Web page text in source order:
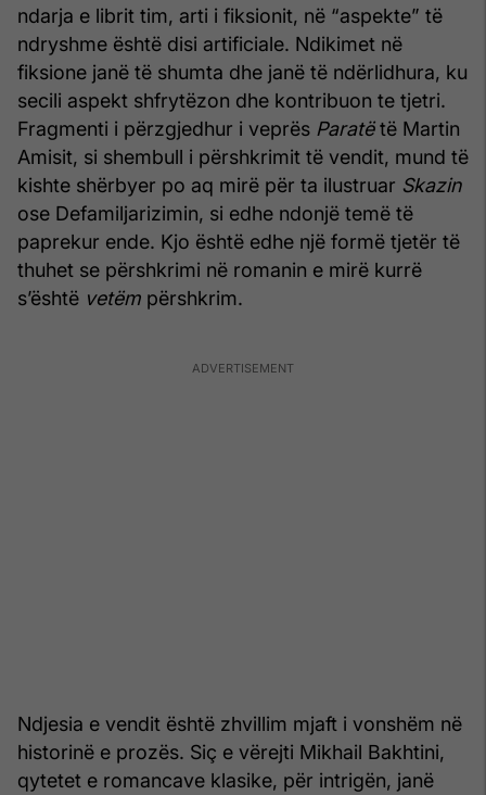
ndarja e librit tim, arti i fiksionit, në “aspekte” të
ndryshme është disi artificiale. Ndikimet në
fiksione janë të shumta dhe janë të ndërlidhura, ku
secili aspekt shfrytëzon dhe kontribuon te tjetri.
Fragmenti i përzgjedhur i veprës Paratëtë Martin
Amisit, si shembull i përshkrimit të vendit, mund të
kishte shërbyer po aq mirë për ta ilustruar Skazin
ose Defamiljarizi­min, si edhe ndonjë temë të
paprekur ende. Kjo është edhe një formë tjetër të
thuhet se përshkrimi në romanin e mirë kurrë
s’është vetëm përshkrim.
Ndjesia e vendit është zhvillim mjaft i vonshëm në
historinë e prozës. Siç e vërejti Mikhail Bakhtini,
qytetet e romancave klasike, për intrigën, janë